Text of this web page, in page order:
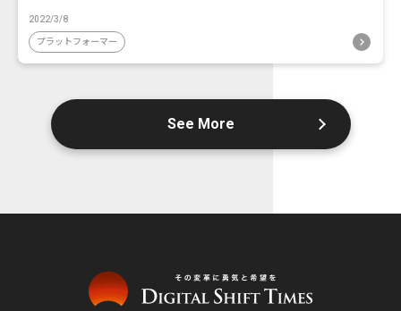
2022/3/8
プラットフォーマー
See More